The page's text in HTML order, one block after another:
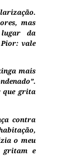
mas
da
vale
mais
que grita
contra
o meu
gritam e